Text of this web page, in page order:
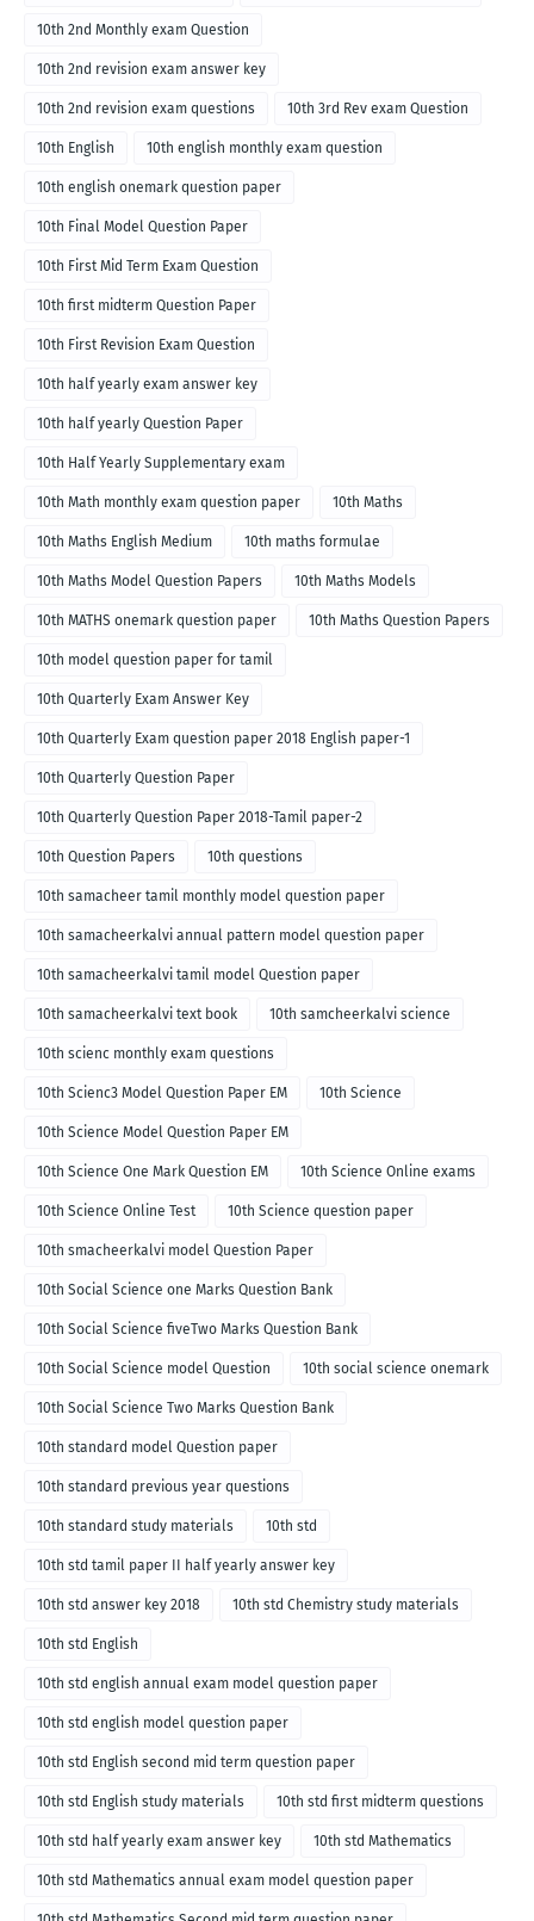
10th 2nd Monthly exam Question
10th 2nd revision exam answer key
10th 2nd revision exam questions 10th 3rd Rev exam Question
10th English 10th english monthly exam question
10th english onemark question paper
10th Final Model Question Paper
10th First Mid Term Exam Question
10th first midterm Question Paper
10th First Revision Exam Question
10th half yearly exam answer key
10th half yearly Question Paper
10th Half Yearly Supplementary exam
10th Math monthly exam question paper 10th Maths
10th Maths English Medium 10th maths formulae
10th Maths Model Question Papers 10th Maths Models
10th MATHS onemark question paper 10th Maths Question Papers
10th model question paper for tamil
10th Quarterly Exam Answer Key
10th Quarterly Exam question paper 2018 English paper-1
10th Quarterly Question Paper
10th Quarterly Question Paper 2018-Tamil paper-2
10th Question Papers 10th questions
10th samacheer tamil monthly model question paper
10th samacheerkalvi annual pattern model question paper
10th samacheerkalvi tamil model Question paper
10th samacheerkalvi text book 10th samcheerkalvi science
10th scienc monthly exam questions
10th Scienc3 Model Question Paper EM 10th Science
10th Science Model Question Paper EM
10th Science One Mark Question EM 10th Science Online exams
10th Science Online Test 10th Science question paper
10th smacheerkalvi model Question Paper
10th Social Science one Marks Question Bank
10th Social Science fiveTwo Marks Question Bank
10th Social Science model Question 10th social science onemark
10th Social Science Two Marks Question Bank
10th standard model Question paper
10th standard previous year questions
10th standard study materials 10th std
10th std tamil paper II half yearly answer key
10th std answer key 2018 10th std Chemistry study materials
10th std English
10th std english annual exam model question paper
10th std english model question paper
10th std English second mid term question paper
10th std English study materials 10th std first midterm questions
10th std half yearly exam answer key 10th std Mathematics
10th std Mathematics annual exam model question paper